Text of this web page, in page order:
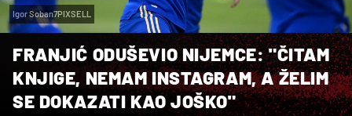
Igor Soban7PIXSELL
FRANJIĆ ODUŠEVIO NIJEMCE: "ČITAM
KNJIGE, NEMAM INSTAGRAM, A ŽELIM
SE DOKAZATI KAO JOŠKO"